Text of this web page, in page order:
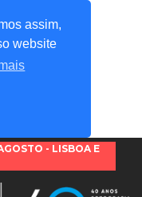
assim,
website
- LISBOA E